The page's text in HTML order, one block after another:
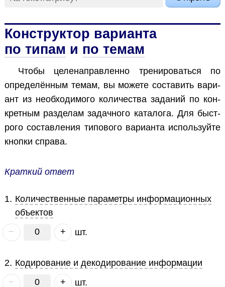
Конструктор варианта
по типам и по темам
Что­бы це­ле­на­прав­лен­но тре­ни­ро­вать­ся по
опре­де­лён­ным те­мам, вы мо­же­те со­ста­вить ва­ри­
ант из необ­хо­ди­мо­го ко­ли­че­ства за­да­ний по кон­
крет­ным раз­де­лам за­дач­но­го ка­та­ло­га. Для быст­
ро­го со­став­ле­ния ти­по­во­го ва­ри­ан­та ис­поль­зуй­те
кноп­ки спра­ва.
Краткий ответ
− + шт.
1. Количественные параметры информационных
объектов
− + шт.
2. Кодирование и декодирование информации